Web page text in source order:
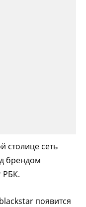
столице сеть
брендом
РБК.
появится